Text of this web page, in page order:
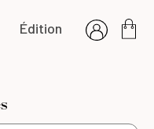
Édition